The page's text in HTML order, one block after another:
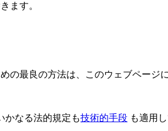
ます。
の最良の方法は、このウェブページ
かなる法的規定も技術的手段 も適用